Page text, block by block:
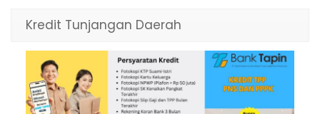
Kredit Tunjangan Daerah